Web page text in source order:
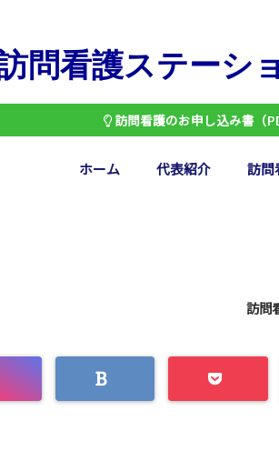
問看護ステーシ
訪問看護のお申し込み書（
ホーム 代表紹介 訪問
訪問